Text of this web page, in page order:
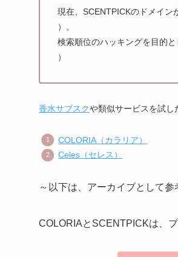
現在、SCENTPICKのドメイン
）。
検索順位のハッキングを目的と
）
香水サブスクや類似サービスを試し
COLORIA（カラリア）
Celes（セレス）
～以下は、アーカイブとして参
COLORIAとSCENTPICKは、